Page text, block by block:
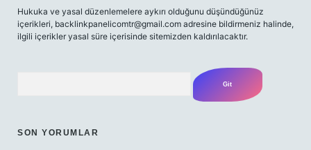
Hukuka ve yasal düzenlemelere aykırı olduğunu düşündüğünüz
içerikleri, backlinkpanelicomtr@gmail.com adresine bildirmeniz halinde,
ilgili içerikler yasal süre içerisinde sitemizden kaldırılacaktır.
SON YORUMLAR